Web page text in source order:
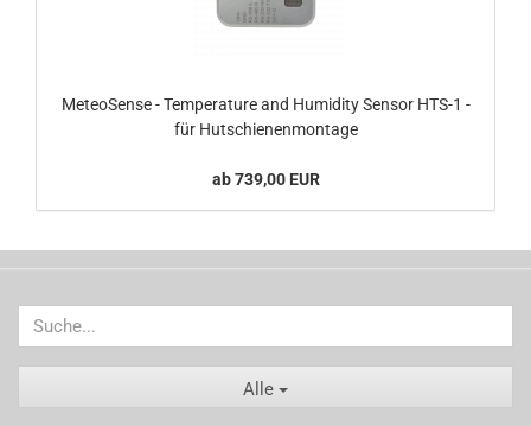
MeteoSense - Temperature and Humidity Sensor HTS-1 -
für Hutschienenmontage
ab 739,00 EUR
Alle